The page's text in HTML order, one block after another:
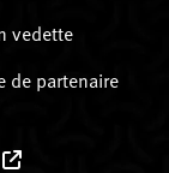
vedette
de partenaire